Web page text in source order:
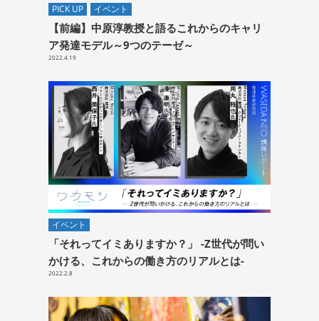
PICK UP イベント
【前編】中原淳教授と語るこれからのキャリ
ア発達モデル～9つのテーゼ～
2022.4.19
イベント
「それってイミありますか？」 -Z世代が問い
かける、これからの働き方のリアルとは-
2022.2.8